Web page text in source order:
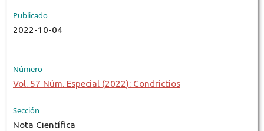
Publicado
2022-10-04
Número
Vol. 57 Núm. Especial (2022): Condrictios
Sección
Nota Científica